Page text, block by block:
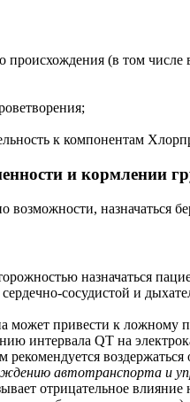
(в том числе
к компонентам
и кормлении
возможности, назначаться
назначаться
сосудистой и
может привести к ложному
интервала QT на
рекомендуется
автотранспорта и
отрицательное